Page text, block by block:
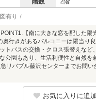
有り
南に大きな窓を配した陽光
行きがあるバルコニーは陽当り
トバスの交換・クロス張替えな
公園もあり、生活利便性と自然を
沢センターまでお問い合わ
お気に入りに追加